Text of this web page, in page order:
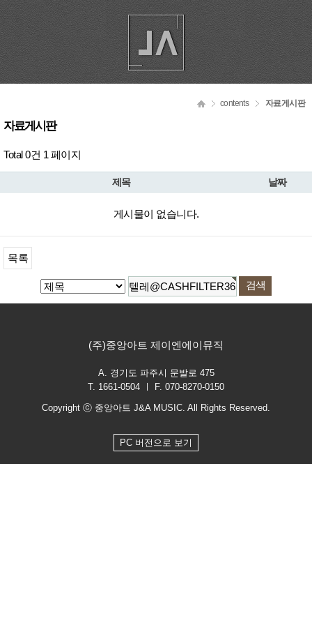
contents 자료게시판
자료게시판
Total 0건 1 페이지
제목 날짜
게시물이 없습니다.
목록
(주)중앙아트 제이엔에이뮤직
A. 경기도 파주시 문발로 475
T. 1661-0504 ㅣ F. 070-8270-0150
Copyright ⓒ 중앙아트 J&A MUSIC. All Rights Reserved.
PC 버전으로 보기